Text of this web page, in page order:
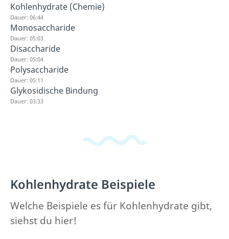
Kohlenhydrate (Chemie)
Dauer: 06:44
Monosaccharide
Dauer: 05:03
Disaccharide
Dauer: 05:04
Polysaccharide
Dauer: 05:11
Glykosidische Bindung
Dauer: 03:33
Kohlenhydrate Beispiele
Welche Beispiele es für Kohlenhydrate gibt,
siehst du hier!